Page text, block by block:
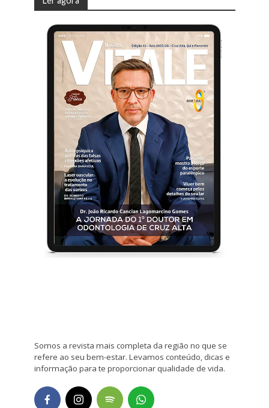
Somos a revista mais completa da região no que se
refere ao seu bem-estar. Levamos conteúdo, dicas e
informação para te proporcionar qualidade de vida.